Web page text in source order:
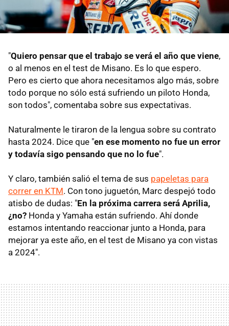
"Quiero pensar que el trabajo se verá el año que viene,
o al menos en el test de Misano. Es lo que espero.
Pero es cierto que ahora necesitamos algo más, sobre
todo porque no sólo está sufriendo un piloto Honda,
son todos", comentaba sobre sus expectativas.
Naturalmente le tiraron de la lengua sobre su contrato
hasta 2024. Dice que "en ese momento no fue un error
y todavía sigo pensando que no lo fue".
Y claro, también salió el tema de sus papeletas para
correr en KTM. Con tono juguetón, Marc despejó todo
atisbo de dudas: "En la próxima carrera será Aprilia,
¿no? Honda y Yamaha están sufriendo. Ahí donde
estamos intentando reaccionar junto a Honda, para
mejorar ya este año, en el test de Misano ya con vistas
a 2024".